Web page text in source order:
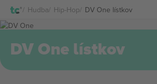
Hudba Hip-Hop DV One lístkovPrihlásenie
DV One lístkov